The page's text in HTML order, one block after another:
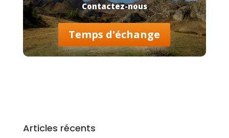
Contactez-nous
Temps d'échange
Articles récents